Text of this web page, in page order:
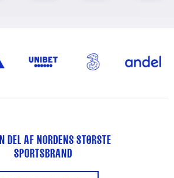
DEL AF NORDENS STØRSTE
SPORTSBRAND